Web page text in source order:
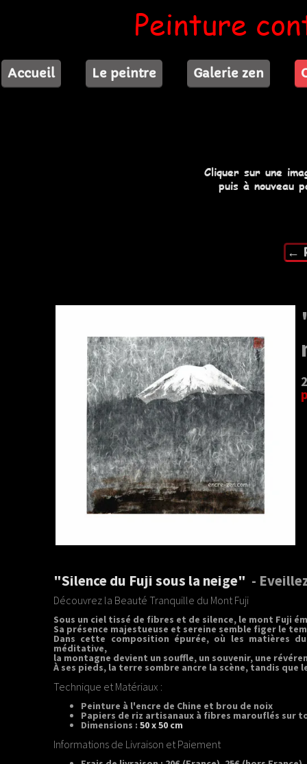
Accueil Le peintre Galerie zen
Peinture
Cliquer sur une
puis à nouveau
←
"Silence du Fuji sous la neige" -
Découvrez la Beauté Tranquille du Mont Fuji
Sous un ciel tissé de fibres et de silence, le mont Fuji
Sa présence majestueuse et sereine semble figer le
Dans cette composition épurée, où les matières
méditative,
la montagne devient un souffle, un souvenir, une
À ses pieds, la terre sombre ancre la scène, tandis
Technique et Matériaux :
Peinture à l'encre de Chine et brou de noix
Papiers de riz artisanaux à fibres marouflés sur
Dimensions : 50 x 50 cm
Informations de Livraison et Paiement